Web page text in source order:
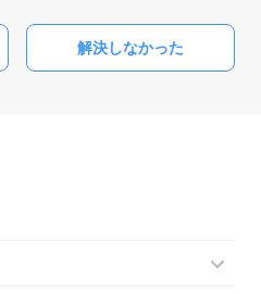
解決しなかった